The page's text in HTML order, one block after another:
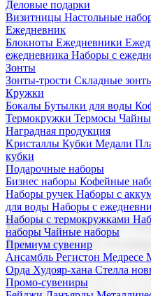
Деловые подарки
Визитницы Настольные
Ежедневник
Блокноты Ежедневники
ежедневника Наборы с
Зонты
Зонты-трости Складные
Кружки
Бокалы Бутылки для воды
Термокружки Термосы
Наградная продукция
Kристаллы Кубки Медали
кубки
Подарочные наборы
Бизнес наборы Кофейные
Наборы ручек Наборы с
для воды Наборы с
Наборы с термокружками
наборы Чайные наборы
Премиум сувенир
Ансамбль Регистон Медресе
Орда Худояр-хана Стелла
Промо-сувениры
Корпоративные
Поставка со
Мы предлагаем широкий
сувениров с логотипом. В